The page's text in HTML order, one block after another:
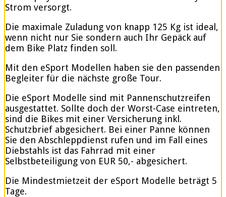
Strom versorgt.
Die maximale Zuladung von knapp 125 Kg ist ideal,
wenn nicht nur Sie sondern auch Ihr Gepäck auf
dem Bike Platz finden soll.
Mit den eSport Modellen haben sie den passenden
Begleiter für die nächste große Tour.
Die eSport Modelle sind mit Pannenschutzreifen
ausgestattet. Sollte doch der Worst-Case eintreten,
sind die Bikes mit einer Versicherung inkl.
Schutzbrief abgesichert. Bei einer Panne können
Sie den Abschleppdienst rufen und im Fall eines
Diebstahls ist das Fahrrad mit einer
Selbstbeteiligung von EUR 50,- abgesichert.
Die Mindestmietzeit der eSport Modelle beträgt 5
Tage.